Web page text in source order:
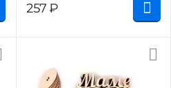
257₽